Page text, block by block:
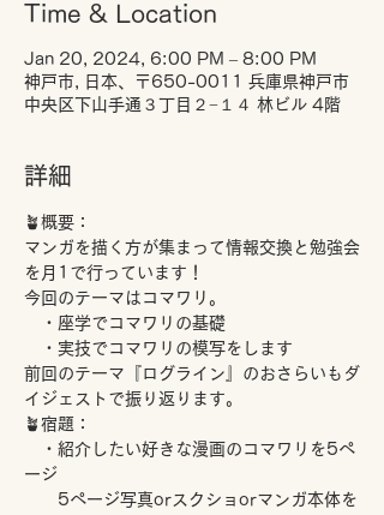
Time & Location
Jan 20, 2024, 6:00 PM – 8:00 PM
神戸市, 日本、〒650-0011 兵庫県神戸市
中央区下山手通３丁目２−１４ 林ビル 4階
詳細
🪴概要：
マンガを描く方が集まって情報交換と勉強会
を月1で行っています！
今回のテーマはコマワリ。
・座学でコマワリの基礎
・実技でコマワリの模写をします
前回のテーマ『ログライン』のおさらいもダ
イジェストで振り返ります。
🪴宿題：
・紹介したい好きな漫画のコマワリを5ペ
ージ
5ページ写真orスクショorマンガ本体を